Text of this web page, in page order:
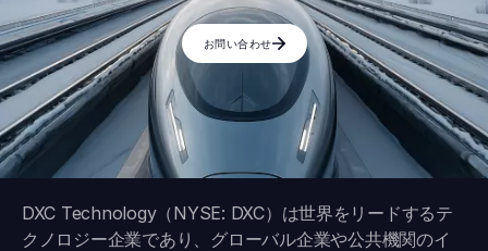
お問い合わせ
DXC Technology（NYSE: DXC）は世界をリードするテ
クノロジー企業であり、グローバル企業や公共機関のイ